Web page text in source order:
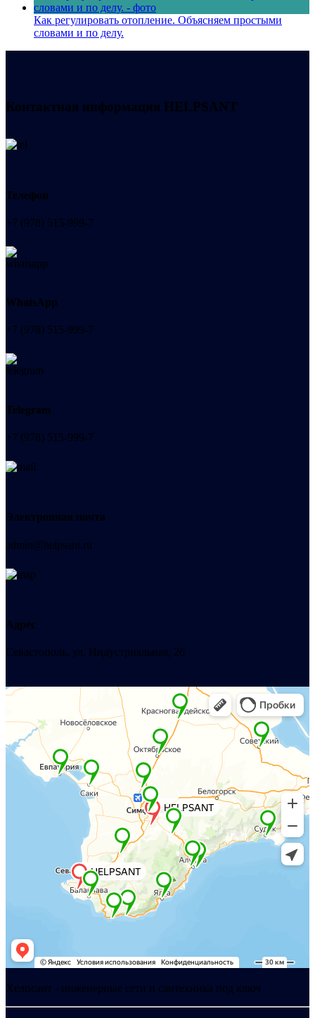
Как регулировать отопление. Объясняем простыми
словами и по делу.
Контактная информация HELPSANT
Телефон
+7 (978) 515-999-7
WhatsApp
+7 (978) 515-999-7
Telegram
+7 (978) 515-999-7
Электронная почта
admin@helpsant.ru
Адрес
Севастополь, ул. Индустриальная, 26
Хелпсант - инженерные сети и сантехника под ключ